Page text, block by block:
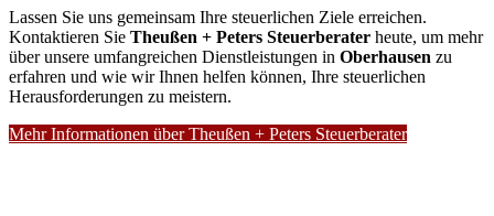
Lassen Sie uns gemeinsam Ihre steuerlichen Ziele erreichen.
Kontaktieren Sie Theußen + Peters Steuerberater heute, um mehr
über unsere umfangreichen Dienstleistungen in Oberhausen zu
erfahren und wie wir Ihnen helfen können, Ihre steuerlichen
Herausforderungen zu meistern.
Mehr Informationen über Theußen + Peters Steuerberater